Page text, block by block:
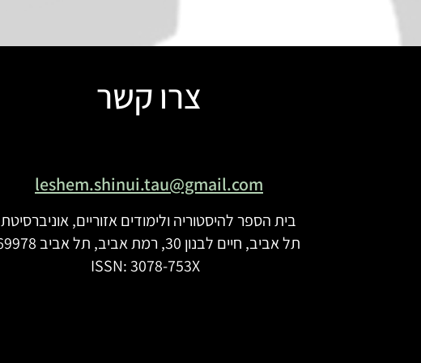
צרו קשר
leshem.shinui.tau@gmail.com
בית הספר להיסטוריה ולימודים אזוריים, אוניברסיטת
תל אביב, חיים לבנון 30, רמת אביב, תל אביב 69978
ISSN: 3078-753X